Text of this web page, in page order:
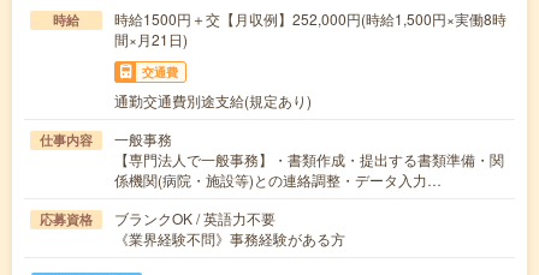
時給
時給1500円＋交【月収例】252,000円(時給1,500円×実働8時
間×月21日)
交通費
通勤交通費別途支給(規定あり)
仕事内容
一般事務
【専門法人で一般事務】・書類作成・提出する書類準備・関
係機関(病院・施設等)との連絡調整・データ入力…
応募資格
ブランクOK / 英語力不要
《業界経験不問》事務経験がある方